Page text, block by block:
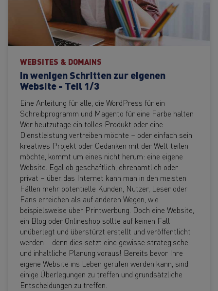
WEBSITES & DOMAINS
In wenigen Schritten zur eigenen
Website - Teil 1/3
Eine Anleitung für alle, die WordPress für ein
Schreibprogramm und Magento für eine Farbe halten
Wer heutzutage ein tolles Produkt oder eine
Dienstleistung vertreiben möchte – oder einfach sein
kreatives Projekt oder Gedanken mit der Welt teilen
möchte, kommt um eines nicht herum: eine eigene
Website. Egal ob geschäftlich, ehrenamtlich oder
privat – über das Internet kann man in den meisten
Fällen mehr potentielle Kunden, Nutzer, Leser oder
Fans erreichen als auf anderen Wegen, wie
beispielsweise über Printwerbung. Doch eine Website,
ein Blog oder Onlineshop sollte auf keinen Fall
unüberlegt und überstürzt erstellt und veröffentlicht
werden – denn dies setzt eine gewisse strategische
und inhaltliche Planung voraus! Bereits bevor Ihre
eigene Website ins Leben gerufen werden kann, sind
einige Überlegungen zu treffen und grundsätzliche
Entscheidungen zu treffen.